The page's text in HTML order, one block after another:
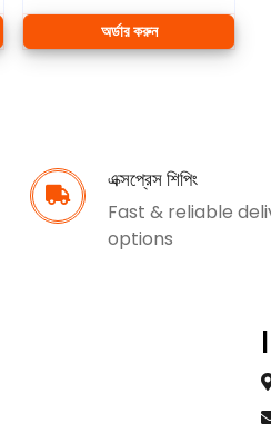
অর্ডার করুন
এক্সপ্রেস শিপিং
Fast & reliable
options